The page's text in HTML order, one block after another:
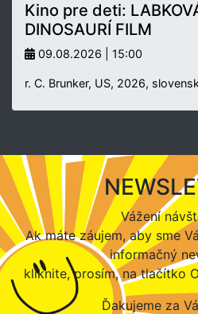
Kino pre deti:
DINOSAURÍ FILM
09.08.2026 | 15:00
r. C. Brunker, US, 2026,
Vážení
Ak máte záujem, aby sme
informačný
kliknite, prosím, na tlačítko
Ďakujeme za